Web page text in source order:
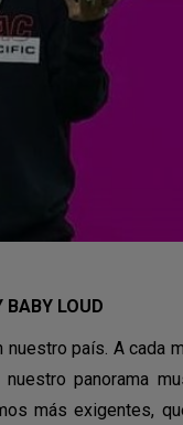
BABY LOUD
país. A cada
panorama
más exigentes,